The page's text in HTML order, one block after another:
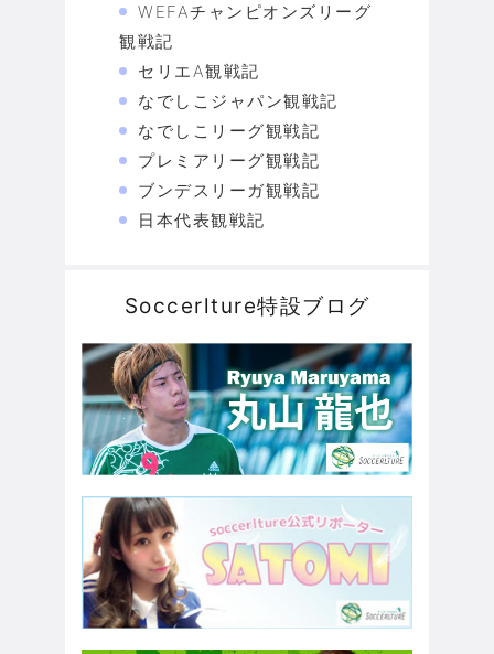
WEFAチャンピオンズリーグ
観戦記
セリエA観戦記
なでしこジャパン観戦記
なでしこリーグ観戦記
プレミアリーグ観戦記
ブンデスリーガ観戦記
日本代表観戦記
Soccerlture特設ブログ